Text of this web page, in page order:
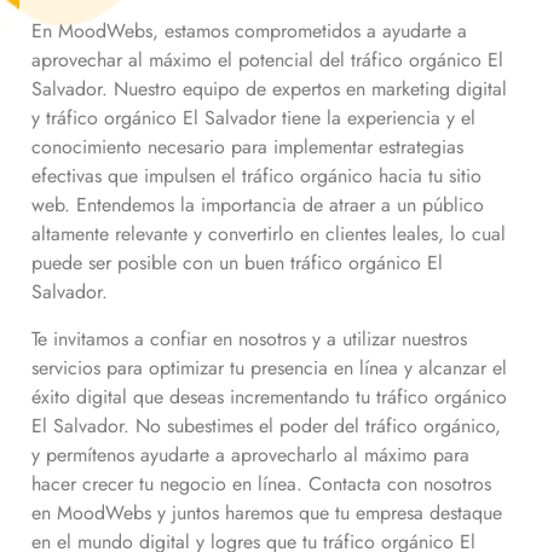
En MoodWebs, estamos comprometidos a ayudarte a
aprovechar al máximo el potencial del tráfico orgánico El
Salvador. Nuestro equipo de expertos en marketing digital
y tráfico orgánico El Salvador tiene la experiencia y el
conocimiento necesario para implementar estrategias
efectivas que impulsen el tráfico orgánico hacia tu sitio
web. Entendemos la importancia de atraer a un público
altamente relevante y convertirlo en clientes leales, lo cual
puede ser posible con un buen tráfico orgánico El
Salvador.
Te invitamos a confiar en nosotros y a utilizar nuestros
servicios para optimizar tu presencia en línea y alcanzar el
éxito digital que deseas incrementando tu tráfico orgánico
El Salvador. No subestimes el poder del tráfico orgánico,
y permítenos ayudarte a aprovecharlo al máximo para
hacer crecer tu negocio en línea. Contacta con nosotros
en MoodWebs y juntos haremos que tu empresa destaque
en el mundo digital y logres que tu tráfico orgánico El